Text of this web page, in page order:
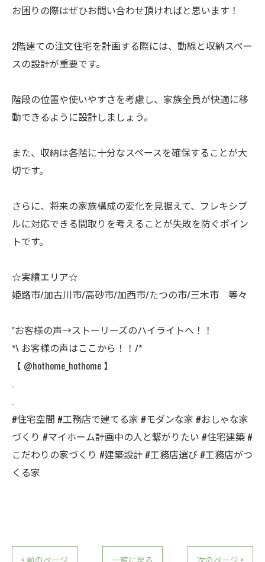
お困りの際はぜひお問い合わせ頂ければと思います！
2階建ての注文住宅を計画する際には、動線と収納スペー
スの設計が重要です。
階段の位置や使いやすさを考慮し、家族全員が快適に移
動できるように設計しましょう。
また、収納は各階に十分なスペースを確保することが大
切です。
さらに、将来の家族構成の変化を見据えて、フレキシブ
ルに対応できる間取りを考えることが失敗を防ぐポイン
トです。
☆実績エリア☆
姫路市/加古川市/高砂市/加西市/たつの市/三木市 等々
"お客様の声→ストーリーズのハイライトへ！！
*\ お客様の声はここから！！/*
【 @hothome_hothome 】
.
.
#住宅空間 #工務店で建てる家 #モダンな家 #おしゃな家
づくり #マイホーム計画中の人と繋がりたい #住宅建築 #
こだわりの家づくり #建築設計 #工務店選び #工務店がつ
くる家
< 前のページ 一覧に戻る 次のページ >